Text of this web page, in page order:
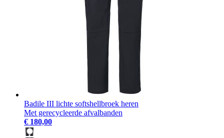
Badile III lichte softshellbroek heren
Met gerecycleerde afvalbanden
€ 180,00